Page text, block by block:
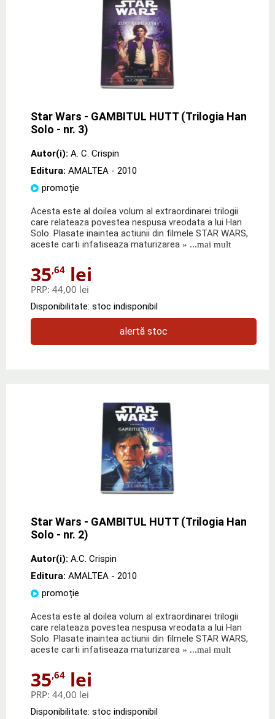
Star Wars - GAMBITUL HUTT (Trilogia Han
Solo - nr. 3)
Autor(i): A. C. Crispin
Editura: AMALTEA - 2010
promoție
Acesta este al doilea volum al extraordinarei trilogii
care relateaza povestea nespusa vreodata a lui Han
Solo. Plasate inaintea actiunii din filmele STAR WARS,
aceste carti infatiseaza maturizarea » ...mai mult
35,64 lei
PRP: 44,00 lei
Disponibilitate: stoc indisponibil
alertă stoc
Star Wars - GAMBITUL HUTT (Trilogia Han
Solo - nr. 2)
Autor(i): A.C. Crispin
Editura: AMALTEA - 2010
promoție
Acesta este al doilea volum al extraordinarei trilogii
care relateaza povestea nespusa vreodata a lui Han
Solo. Plasate inaintea actiunii din filmele STAR WARS,
aceste carti infatiseaza maturizarea » ...mai mult
35,64 lei
PRP: 44,00 lei
Disponibilitate: stoc indisponibil